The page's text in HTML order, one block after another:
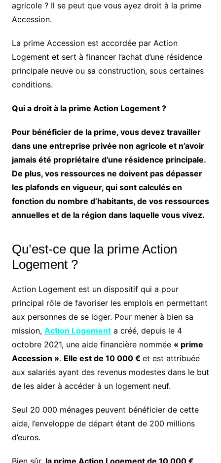
agricole ? Il se peut que vous ayez droit à la prime
Accession.
La prime Accession est accordée par Action
Logement et sert à financer l’achat d’une résidence
principale neuve ou sa construction, sous certaines
conditions.
Qui a droit à la prime Action Logement ?
Pour bénéficier de la prime, vous devez travailler
dans une entreprise privée non agricole et n’avoir
jamais été propriétaire d’une résidence principale.
De plus, vos ressources ne doivent pas dépasser
les plafonds en vigueur, qui sont calculés en
fonction du nombre d’habitants, de vos ressources
annuelles et de la région dans laquelle vous vivez.
Qu’est-ce que la prime Action
Logement ?
Action Logement est un dispositif qui a pour
principal rôle de favoriser les emplois en permettant
aux personnes de se loger. Pour mener à bien sa
mission, Action Logementa créé, depuis le 4
octobre 2021, une aide financière nommée « prime
Accession ». Elle est de 10 000 € et est attribuée
aux salariés ayant des revenus modestes dans le but
de les aider à accéder à un logement neuf.
Seul 20 000 ménages peuvent bénéficier de cette
aide, l’enveloppe de départ étant de 200 millions
d’euros.
Bien sûr, la prime Action Logement de 10 000 €